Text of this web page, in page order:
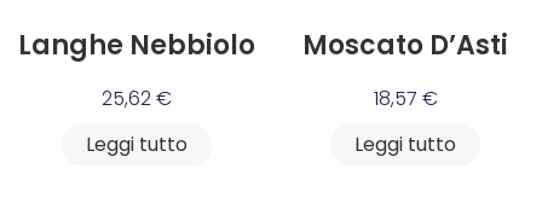
Langhe Nebbiolo
25,62€
Leggi tutto
Moscato D’Asti
18,57 €
Leggi tutto